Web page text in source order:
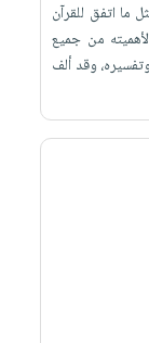
ما اتفق للقرآن
من جميع
وقد ألف